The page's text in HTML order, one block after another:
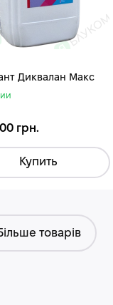
Диквалан Макс
грн.
Купить
товарів